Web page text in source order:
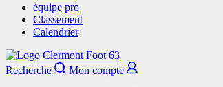
équipe pro
Classement
Calendrier
Recherche
Mon compte